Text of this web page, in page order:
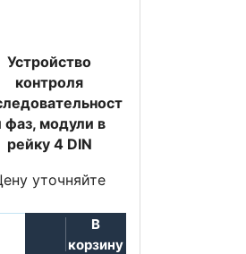
Устройство
контроля
фаз, модули в
рейку 4 DIN
уточняйте
В
корзину